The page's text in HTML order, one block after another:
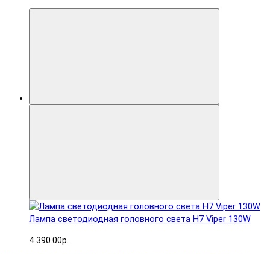
Лампа светодиодная головного света H7 Viper 130W
4 390.00р.